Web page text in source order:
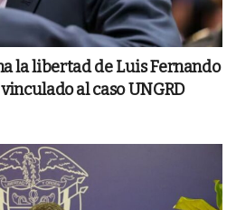
la libertad de Luis Fernando
al caso UNGRD